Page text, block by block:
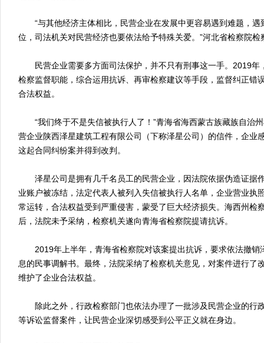
“与其他经济主体相比，民营企业在发展中更容易遇到难题，遇
位，司法机关对民营经济也要依法给予特殊关爱。”河北省检察院检
民营企业需要多方面司法保护，并不只有刑事这一手。2019年
检察监督职能，综合运用抗诉、再审检察建议等手段，监督纠正错
合法权益。
“我们终于不是失信被执行人了！”青海省海西蒙古族藏族自治
营企业陕西泽星建筑工程有限公司（下称泽星公司）的信件，企业
这起合同纠纷案并得到改判。
泽星公司是拥有几千名员工的民营企业，因法院依据伪造证据
业账户被冻结，法定代表人被列入失信被执行人名单，企业营业执
常运转，合法权益受到严重侵害，蒙受了巨大经济损失。海西州检
后，法院未予采纳，检察机关遂向青海省检察院提请抗诉。
2019年上半年，青海省检察院对该案提出抗诉，要求依法撤销
息的民事调解书。最终，法院采纳了检察机关意见，对案件进行了
维护了企业合法权益。
除此之外，行政检察部门也依法办理了一批涉及民营企业的行
等诉讼监督案件，让民营企业深切感受到公平正义就在身边。